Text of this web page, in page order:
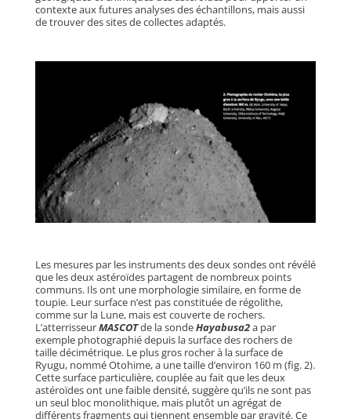
contexte aux futures analyses des échantillons, mais aussi
de trouver des sites de collectes adaptés.
Les mesures par les instruments des deux sondes ont révélé
que les deux astéroïdes partagent de nombreux points
communs. Ils ont une morphologie similaire, en forme de
toupie. Leur surface n’est pas constituée de régolithe,
comme sur la Lune, mais est couverte de rochers.
L’atterrisseurMASCOTde la sondeHayabusa2a par
exemple photographié depuis la surface des rochers de
taille décimétrique. Le plus gros rocher à la surface de
Ryugu, nommé Otohime, a une taille d’environ 160 m (fig. 2).
Cette surface particulière, couplée au fait que les deux
astéroïdes ont une faible densité, suggère qu’ils ne sont pas
un seul bloc monolithique, mais plutôt un agrégat de
différents fragments qui tiennent ensemble par gravité. Ce